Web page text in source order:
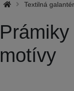
Textilná
motívy